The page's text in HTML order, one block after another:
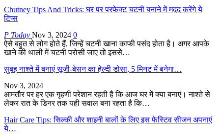
Chutney Tips And Tricks: घर पर परफेक्ट चटनी बनाने में मदद करेंगे ये
टिप्स
P Today Nov 3, 2024 0
ऐसे बहुत से लोग होते हैं, जिन्हें चटनी खाना काफी पसंद होता है। अगर आपके
खाने की थाली में चटनी परोसी जाए तो इससे…
सुबह नाश्ते में बनाएं सूजी-बेसन का हेल्दी डोसा, 5 मिनट में बनेगा…
Nov 3, 2024
आमतौर पर हर एक गृहणी परेशान रहती है कि आज घर में क्या बनाएं। नाश्ते से
लेकर रात के डिनर तक यही सवाल बना रहता है कि…
Hair Care Tips: सिल्की और शाइनी बालों के लिए इस फेस्टिव सीजन अपनाएं
ये…